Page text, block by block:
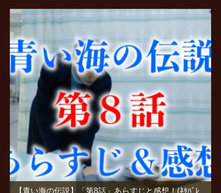
【青い海の伝説】「第8話」あらすじと感想！(ﾈﾀﾊﾞﾚ